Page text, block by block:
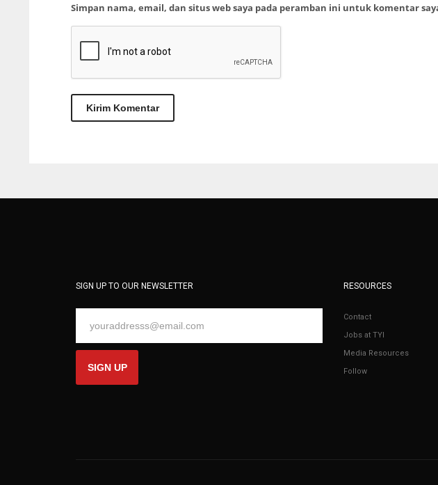
Simpan nama, email, dan situs web saya pada peramban ini untuk komentar
SIGN UP TO OUR NEWSLETTER
SIGN UP
RESOURCES
Contact
Jobs at TYI
Media Resources
Follow